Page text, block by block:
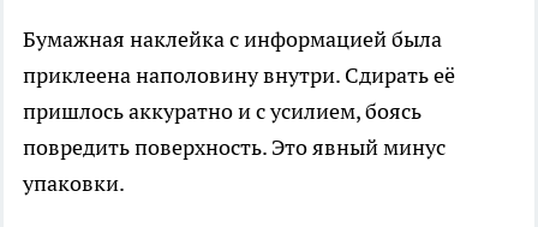
Бумажная наклейка с информацией была
приклеена наполовину внутри. Сдирать её
пришлось аккуратно и с усилием, боясь
повредить поверхность. Это явный минус
упаковки.